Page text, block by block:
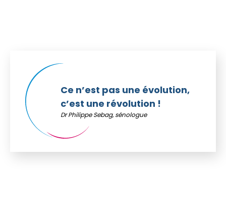
Ce n’est pas une évolution,
c’est une révolution !
Dr Philippe Sebag, sénologue